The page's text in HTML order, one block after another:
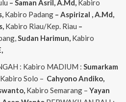
– Saman Asril, A.Md, Kabiro
Kabiro Padang– Aspirizal , A.Md,
Kabiro Riau/Kep. Riau –
Sudan Harimun, Kabiro
: Kabiro MADIUM : Sumarkam
Kabiro Solo – CahyonoAndiko,
Kabiro Semarang – Yayan